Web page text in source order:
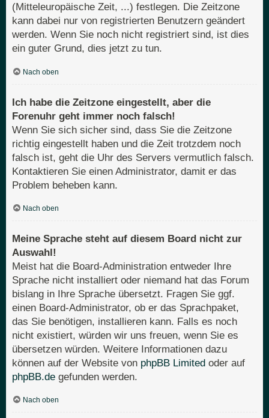
(Mitteleuropäische Zeit, ...) festlegen. Die Zeitzone
kann dabei nur von registrierten Benutzern geändert
werden. Wenn Sie noch nicht registriert sind, ist dies
ein guter Grund, dies jetzt zu tun.
Nach oben
Ich habe die Zeitzone eingestellt, aber die
Forenuhr geht immer noch falsch!
Wenn Sie sich sicher sind, dass Sie die Zeitzone
richtig eingestellt haben und die Zeit trotzdem noch
falsch ist, geht die Uhr des Servers vermutlich falsch.
Kontaktieren Sie einen Administrator, damit er das
Problem beheben kann.
Nach oben
Meine Sprache steht auf diesem Board nicht zur
Auswahl!
Meist hat die Board-Administration entweder Ihre
Sprache nicht installiert oder niemand hat das Forum
bislang in Ihre Sprache übersetzt. Fragen Sie ggf.
einen Board-Administrator, ob er das Sprachpaket,
das Sie benötigen, installieren kann. Falls es noch
nicht existiert, würden wir uns freuen, wenn Sie es
übersetzen würden. Weitere Informationen dazu
können auf der Website von phpBB Limited oder auf
phpBB.de gefunden werden.
Nach oben